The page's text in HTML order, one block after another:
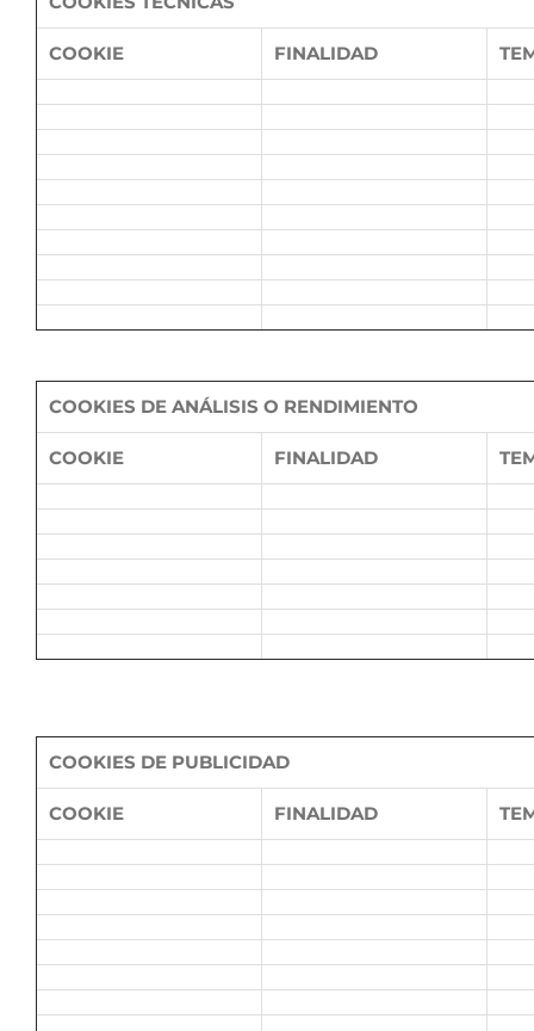
COOKIE FINALIDAD
COOKIES DE ANÁLISIS O RENDIMIENTO
COOKIE FINALIDAD
COOKIES DE PUBLICIDAD
COOKIE FINALIDAD